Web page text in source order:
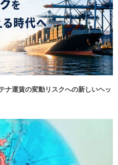
ナ運賃の変動リスクへの新しいヘッ